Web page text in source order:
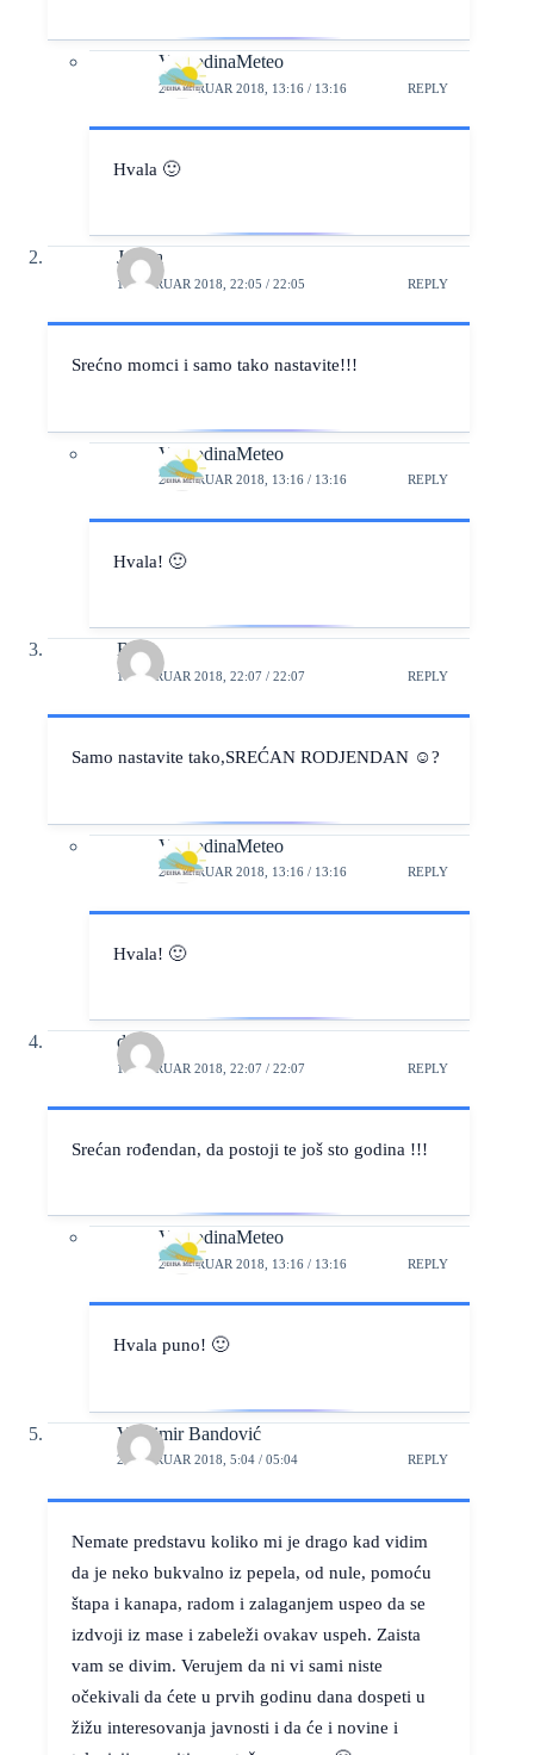
VojvodinaMeteo
2. FEBRUAR 2018, 13:16 / 13:16 REPLY
Hvala 🙂
Jelena
1. FEBRUAR 2018, 22:05 / 22:05 REPLY
Srećno momci i samo tako nastavite!!!
VojvodinaMeteo
2. FEBRUAR 2018, 13:16 / 13:16 REPLY
Hvala! 🙂
Bane
1. FEBRUAR 2018, 22:07 / 22:07 REPLY
Samo nastavite tako,SREĆAN RODJENDAN ☺?
VojvodinaMeteo
2. FEBRUAR 2018, 13:16 / 13:16 REPLY
Hvala! 🙂
duja
1. FEBRUAR 2018, 22:07 / 22:07 REPLY
Srećan rođendan, da postoji te još sto godina !!!
VojvodinaMeteo
2. FEBRUAR 2018, 13:16 / 13:16 REPLY
Hvala puno! 🙂
Vladimir Bandović
2. FEBRUAR 2018, 5:04 / 05:04 REPLY
Nemate predstavu koliko mi je drago kad vidim
da je neko bukvalno iz pepela, od nule, pomoću
štapa i kanapa, radom i zalaganjem uspeo da se
izdvoji iz mase i zabeleži ovakav uspeh. Zaista
vam se divim. Verujem da ni vi sami niste
očekivali da ćete u prvih godinu dana dospeti u
žižu interesovanja javnosti i da će i novine i